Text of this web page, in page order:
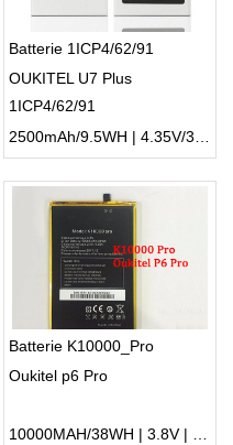
Batterie 1ICP4/62/91
OUKITEL U7 Plus
1ICP4/62/91
2500mAh/9.5WH | 4.35V/3.8V | Li-ion ...
Batterie K10000_Pro
Oukitel p6 Pro
10000MAH/38WH | 3.8V | Li-ion ...